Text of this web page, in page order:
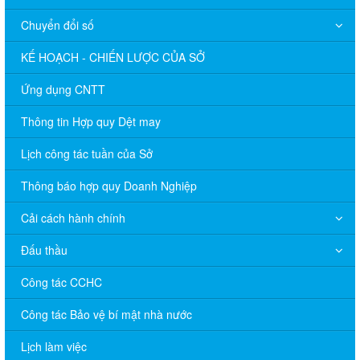
Chuyển đổi số
KẾ HOẠCH - CHIẾN LƯỢC CỦA SỞ
Ứng dụng CNTT
Thông tin Hợp quy Dệt may
Lịch công tác tuần của Sở
Thông báo hợp quy Doanh Nghiệp
Cải cách hành chính
Đấu thầu
Công tác CCHC
Công tác Bảo vệ bí mật nhà nước
Lịch làm việc